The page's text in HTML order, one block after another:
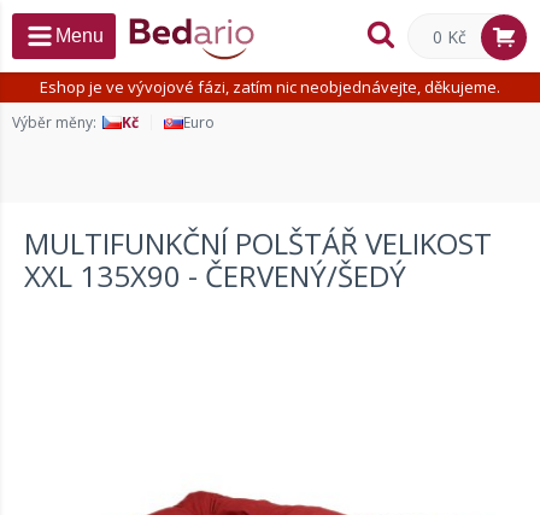
Eshop je ve vývojové fázi, zatím nic neobjednávejte, děkujeme.
Výběr měny: Kč Euro
Menu 0 Kč
MULTIFUNKČNÍ POLŠTÁŘ VELIKOST
XXL 135X90 - ČERVENÝ/ŠEDÝ